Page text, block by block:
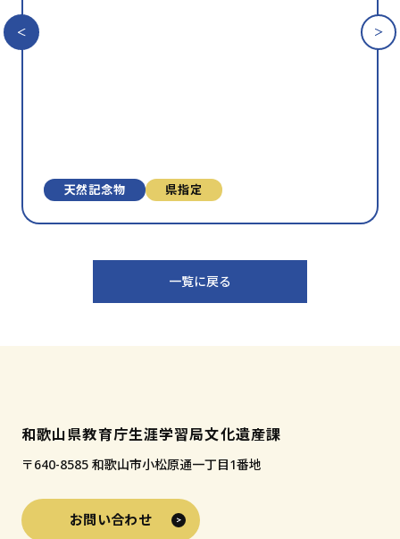
天然記念物 県指定
一覧に戻る
和歌山県教育庁生涯学習局文化遺産課
〒640-8585 和歌山市小松原通一丁目1番地
お問い合わせ